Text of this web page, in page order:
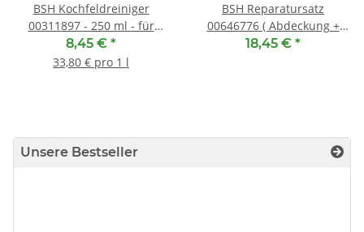
BSH Kochfeldreiniger
00311897 - 250 ml - für
Glaskeramik, Induktion und
Edelstahl
8,45 € *
33,80 € pro 1 l
BSH Reparatursatz
00646776 ( Abdeckung +
Dichtung + 6 Schrauben )
18,45 € *
Unsere Bestseller